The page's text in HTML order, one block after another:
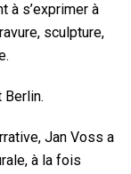
à s’exprimer à
sculpture,
Berlin.
Jan Voss a
à la fois